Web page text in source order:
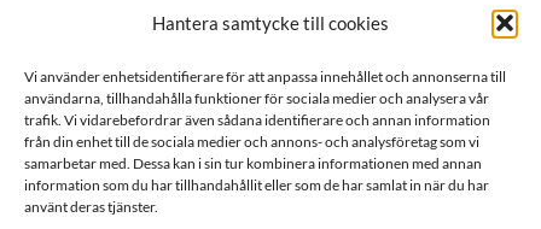
Hantera samtycke till cookies
Vi använder enhetsidentifierare för att anpassa innehållet och annonserna till
användarna, tillhandahålla funktioner för sociala medier och analysera vår
trafik. Vi vidarebefordrar även sådana identifierare och annan information
från din enhet till de sociala medier och annons- och analysföretag som vi
samarbetar med. Dessa kan i sin tur kombinera informationen med annan
information som du har tillhandahållit eller som de har samlat in när du har
använt deras tjänster.
Brauner
Ointroducerad
van Brederode
1165
Brehmer
1837
von Brehmer
1308
Brehmsköld
484
Breitholtz
Ointroducerad
Breitholtz
762
Brenner